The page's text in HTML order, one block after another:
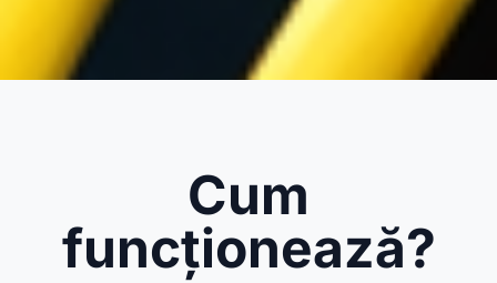
Cum
funcționează?